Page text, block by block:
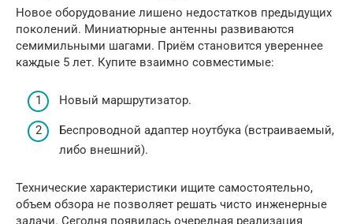
Новое оборудование лишено недостатков предыдущих
поколений. Миниатюрные антенны развиваются
семимильными шагами. Приём становится увереннее
каждые 5 лет. Купите взаимно совместимые:
Новый маршрутизатор.
Беспроводной адаптер ноутбука (встраиваемый,
либо внешний).
Технические характеристики ищите самостоятельно,
объем обзора не позволяет решать чисто инженерные
задачи. Сегодня появилась очередная реализация